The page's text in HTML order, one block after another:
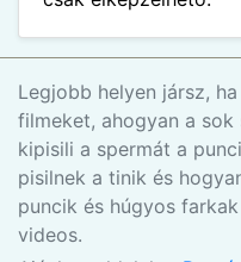
Legjobb helyen jársz,
filmeket, ahogyan a
kipisili a spermát a
pisilnek a tinik és
puncik és húgyos
videos.